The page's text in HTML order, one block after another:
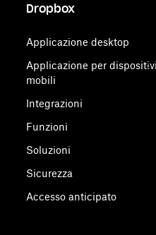
Dropbox
Applicazione desktop
Applicazione per dispositivi
mobili
Integrazioni
Funzioni
Soluzioni
Sicurezza
Accesso anticipato